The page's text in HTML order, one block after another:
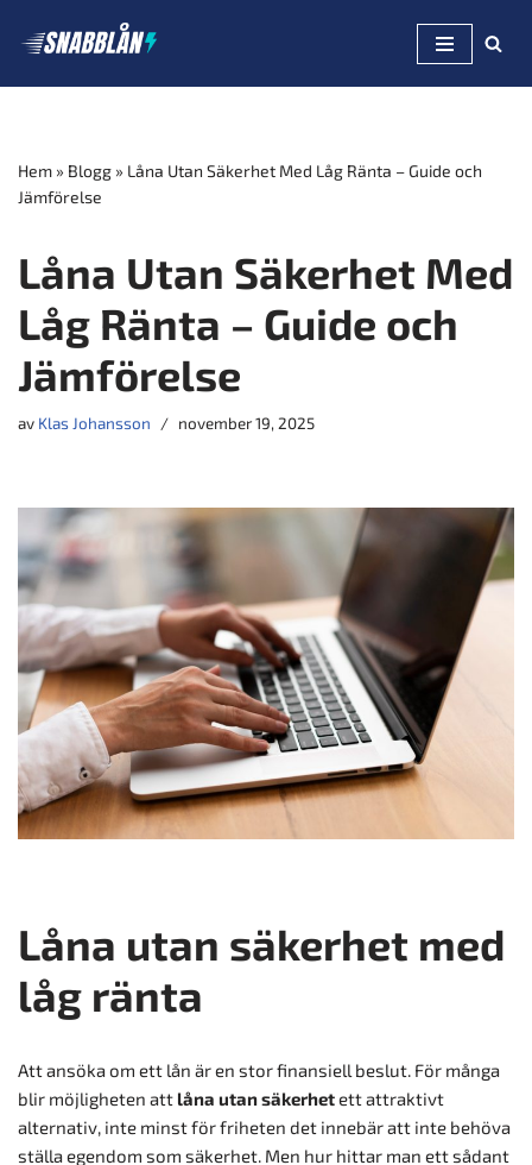
till
Hem » Blogg » Låna Utan Säkerhet Med Låg Ränta – Guide och
Jämförelse
Låna Utan Säkerhet Med
Låg Ränta – Guide och
Jämförelse
av Klas Johansson november 19, 2025
Låna utan säkerhet med
låg ränta
Att ansöka om ett lån är en stor finansiell beslut. För många
blir möjligheten att låna utan säkerhetett attraktivt
alternativ, inte minst för friheten det innebär att inte behöva
ställa egendom som säkerhet. Men hur hittar man ett sådant